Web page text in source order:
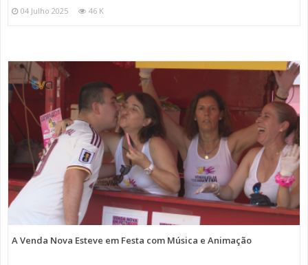
04 Julho 2025 46 K
A Venda Nova Esteve em Festa com Música e Animação